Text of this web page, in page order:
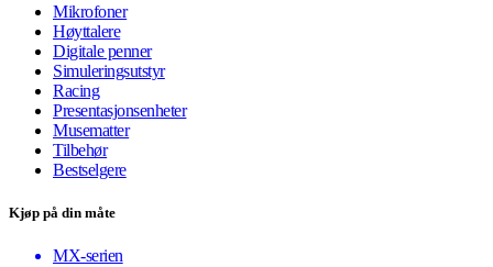
Mikrofoner
Høyttalere
Digitale penner
Simuleringsutstyr
Racing
Presentasjonsenheter
Musematter
Tilbehør
Bestselgere
Kjøp på din måte
MX-serien